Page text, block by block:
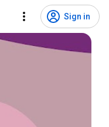
Sign in